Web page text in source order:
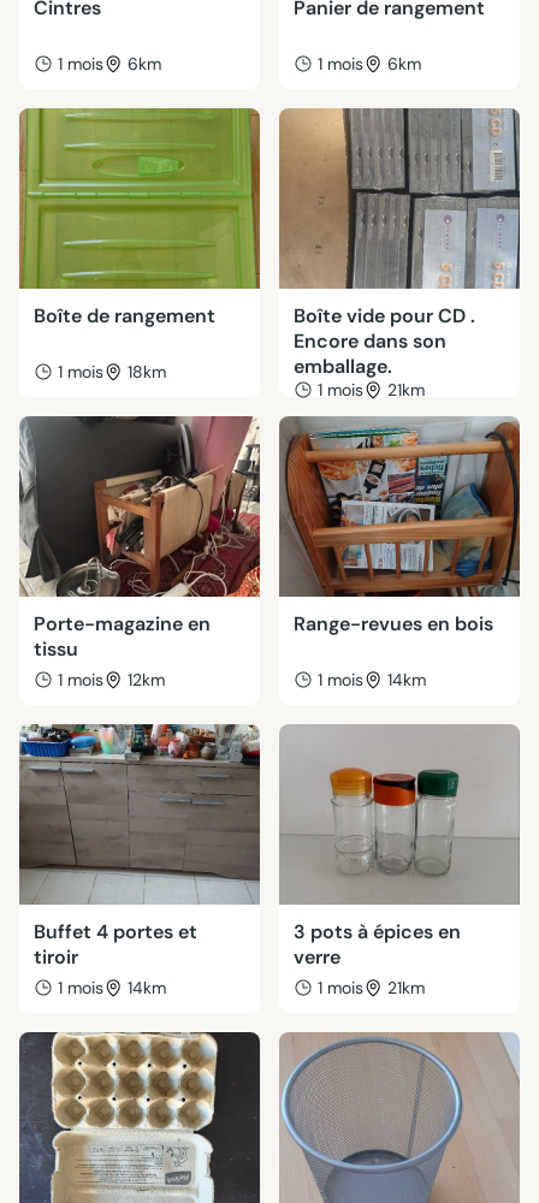
Cintres
1 mois 6km
Panier de rangement
1 mois 6km
Boîte de rangement
1 mois 18km
Boîte vide pour CD .
Encore dans son
emballage.
1 mois 21km
Porte-magazine en
tissu
1 mois 12km
Range-revues en bois
1 mois 14km
Buffet 4 portes et
tiroir
1 mois 14km
3 pots à épices en
verre
1 mois 21km